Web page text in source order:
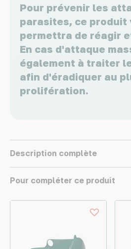
Pour prévenir les
parasites, ce produit
permettra de réagir
En cas d'attaque
également à traiter
afin d'éradiquer au
prolifération.
Description complète
Pour compléter ce produit